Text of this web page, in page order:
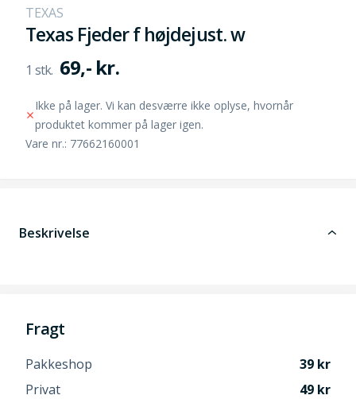
TEXAS
Texas Fjeder f højdejust. w
69,- kr.
Ikke på lager. Vi kan desværre ikke oplyse, hvornår
produktet kommer på lager igen.
Vare nr.: 77662160001
Beskrivelse
Fragt
Pakkeshop
39
Privat
49